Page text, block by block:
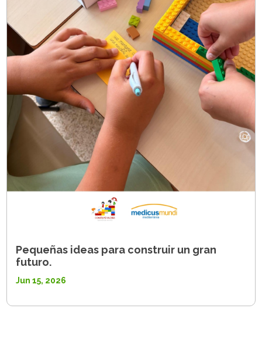
Pequeñas ideas para construir un gran
futuro.
Jun 15, 2026